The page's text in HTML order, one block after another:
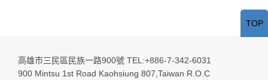
高雄市三民區民族一路900號 TEL:+886-7-342-6031
900 Mintsu 1st Road Kaohsiung 807,Taiwan R.O.C
TOP